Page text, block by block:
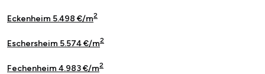
Eckenheim 5.498 €/m2
Eschersheim 5.574 €/m2
Fechenheim 4.983 €/m2